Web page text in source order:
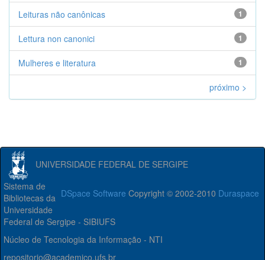
1
Leituras não canônicas
1
Lettura non canonici
1
Mulheres e literatura
próximo >
UNIVERSIDADE FEDERAL DE SERGIPE
DSpace Software Copyright © 2002-2010 Duraspace
Sistema de
Bibliotecas da
Universidade
Federal de Sergipe - SIBIUFS
Núcleo de Tecnologia da Informação - NTI
repositorio@academico.ufs.br